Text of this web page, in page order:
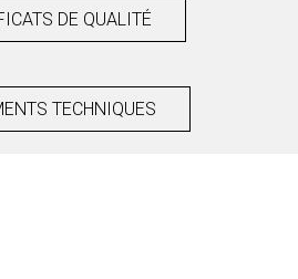
DE QUALITÉ
TECHNIQUES